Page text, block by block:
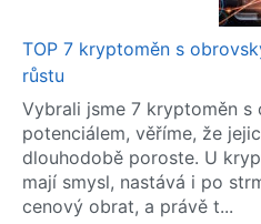
TOP 7 kryptoměn s
růstu
Vybrali jsme 7 kryptoměn s
potenciálem, věříme, že
dlouhodobě poroste. U
mají smysl, nastává i po
cenový obrat, a právě t...